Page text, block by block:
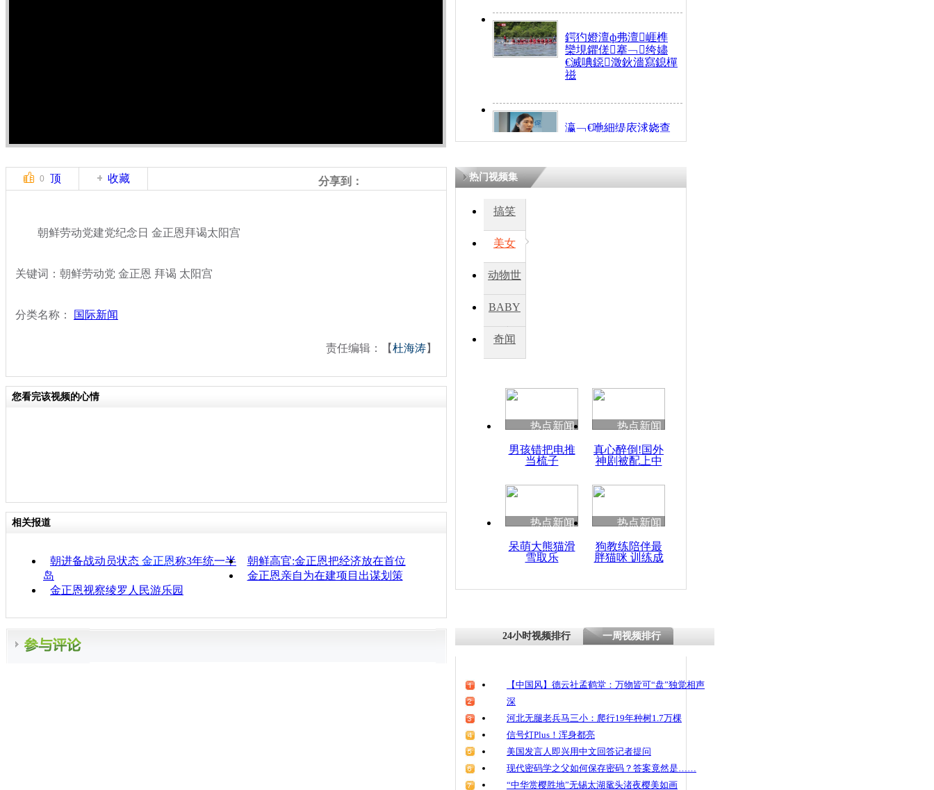
鍔犳嬁澶ф弗澶崕榫
欒垷鑺傞搴﹁绔嬧
€滅唺鐚澂鈥濇寫鎴樿
禌
瀛﹁€咃細缇庡浗娆查
€间笢鍗椾簹涓庝腑鍥
瘑灞€
0 顶 收藏 分享到：
朝鲜劳动党建党纪念日 金正恩拜谒太阳宫
关键词：朝鲜劳动党 金正恩 拜谒 太阳宫
分类名称： 国际新闻
责任编辑：【杜海涛】
您看完该视频的心情
相关报道
朝进备战动员状态 金正恩称3年统一半
岛
朝鲜高官:金正恩把经济放在首位
金正恩亲自为在建项目出谋划策
金正恩视察绫罗人民游乐园
热门视频集
搞笑
美女
动物世
BABY
秀
奇闻
热点新闻
男孩错把电推
当梳子
热点新闻
真心醉倒!国外
神剧被配上中
热点新闻
呆萌大熊猫滑
雪取乐
热点新闻
狗教练陪伴最
胖猫咪 训练成
24小时视频排行 一周视频排行
【中国风】德云社孟鹤堂：万物皆可“盘”独觉相声
深
河北无腿老兵马三小：爬行19年种树1.7万棵
信号灯Plus！浑身都亮
美国发言人即兴用中文回答记者提问
现代密码学之父如何保存密码？答案竟然是……
“中华赏樱胜地”无锡太湖鼋头渚夜樱美如画